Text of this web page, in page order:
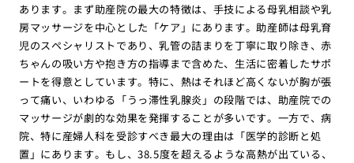
あります。まず助産院の最大の特徴は、手技による母乳相談や乳
房マッサージを中心とした「ケア」にあります。助産師は母乳育
児のスペシャリストであり、乳管の詰まりを丁寧に取り除き、赤
ちゃんの吸い方や抱き方の指導まで含めた、生活に密着したサポ
ートを得意としています。特に、熱はそれほど高くないが胸が張
って痛い、いわゆる「うっ滞性乳腺炎」の段階では、助産院での
マッサージが劇的な効果を発揮することが多いです。一方で、病
院、特に産婦人科を受診すべき最大の理由は「医学的診断と処
置」にあります。もし、38.5度を超えるような高熱が出ている、